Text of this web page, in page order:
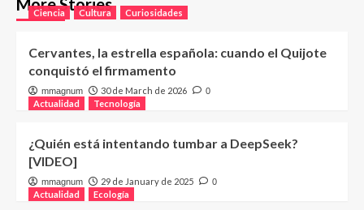
More Stories
Ciencia Cultura Curiosidades
Cervantes, la estrella española: cuando el Quijote
conquistó el firmamento
mmagnum 30 de March de 2026 0
Actualidad Tecnología
¿Quién está intentando tumbar a DeepSeek?
[VIDEO]
mmagnum 29 de January de 2025 0
Actualidad Ecología